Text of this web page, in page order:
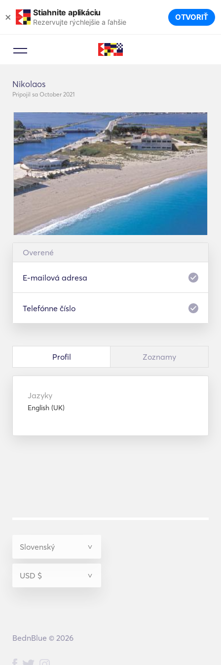
× Stiahnite aplikáciu
Rezervujte rýchlejšie a ľahšie OTVORIŤ
Nikolaos
Pripojil sa October 2021
Overené
E-mailová adresa
Telefónne číslo
Profil Zoznamy
Jazyky
English (UK)
BednBlue © 2026